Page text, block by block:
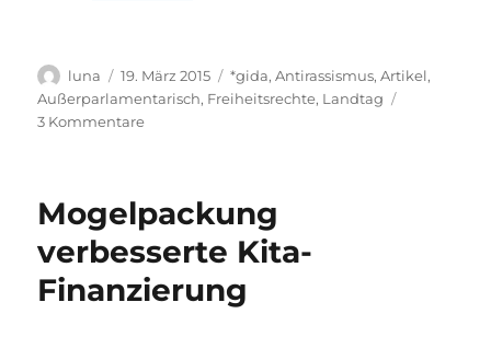
Autor
luna
Veröffentlicht
am
19. März 2015 Kategorien
*gida,Antirassismus,Artikel,
Außerparlamentarisch, Freiheitsrechte, Landtag
3 Kommentarezu
(No)Legida
und
Versammlungsfreiheit
Mogelpackung
verbesserte Kita-
Finanzierung